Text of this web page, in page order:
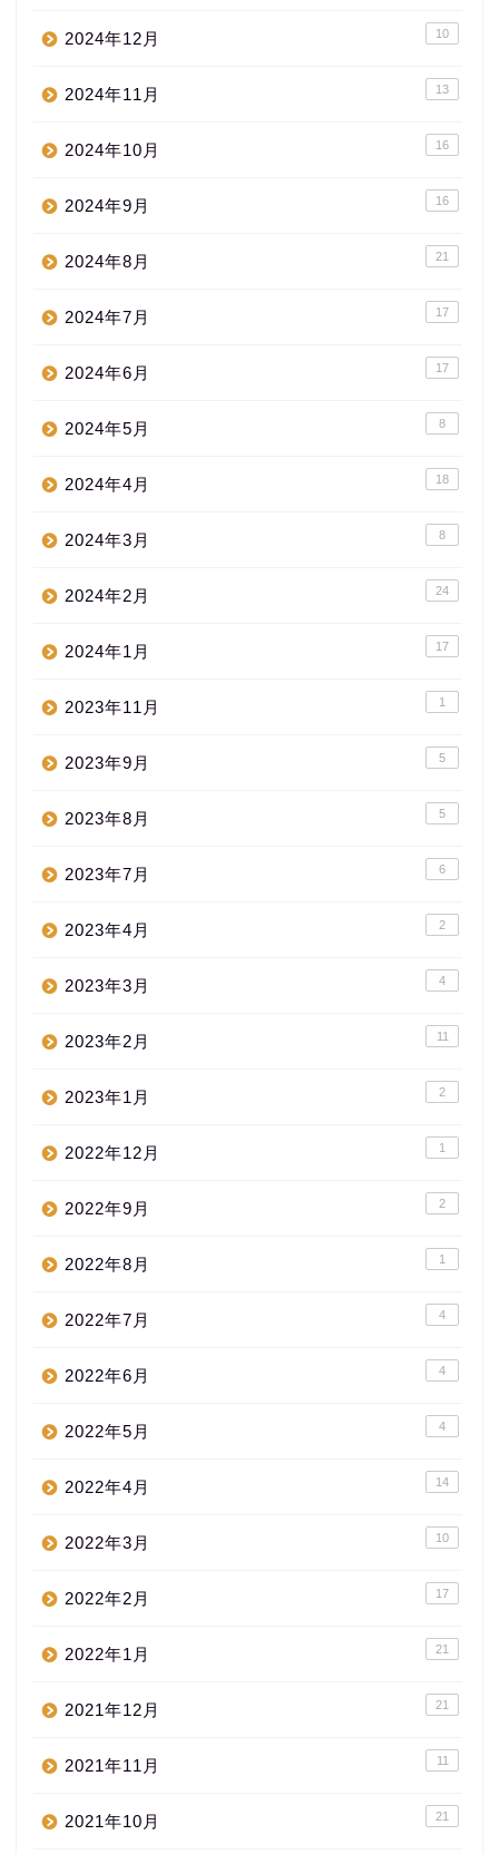
2024年12月 10
2024年11月 13
2024年10月 16
2024年9月 16
2024年8月 21
2024年7月 17
2024年6月 17
2024年5月 8
2024年4月 18
2024年3月 8
2024年2月 24
2024年1月 17
2023年11月 1
2023年9月 5
2023年8月 5
2023年7月 6
2023年4月 2
2023年3月 4
2023年2月 11
2023年1月 2
2022年12月 1
2022年9月 2
2022年8月 1
2022年7月 4
2022年6月 4
2022年5月 4
2022年4月 14
2022年3月 10
2022年2月 17
2022年1月 21
2021年12月 21
2021年11月 11
2021年10月 21